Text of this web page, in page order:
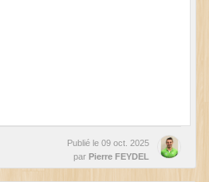
Publié le 09 oct. 2025
par Pierre FEYDEL